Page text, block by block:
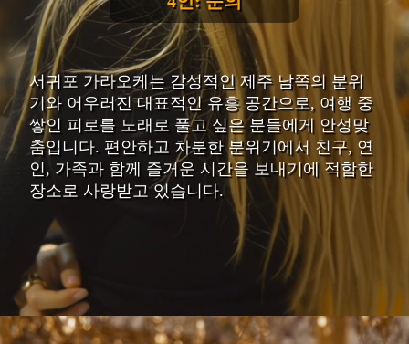
서귀포 가라오케는 감성적인 제주 남쪽의 분위
기와 어우러진 대표적인 유흥 공간으로, 여행 중
쌓인 피로를 노래로 풀고 싶은 분들에게 안성맞
춤입니다. 편안하고 차분한 분위기에서 친구, 연
인, 가족과 함께 즐거운 시간을 보내기에 적합한
장소로 사랑받고 있습니다.